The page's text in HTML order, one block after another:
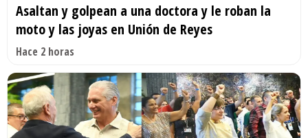
Asaltan y golpean a una doctora y le roban la
moto y las joyas en Unión de Reyes
Hace 2 horas